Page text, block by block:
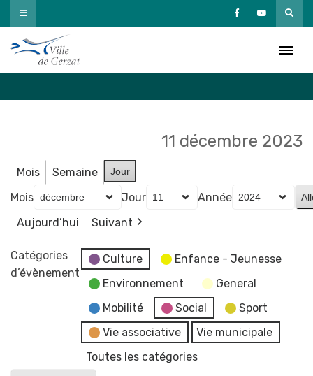
Passer
au
contenu
11 décembre 2023
Mois Semaine Jour
Mois Jour
Année
Aujourd’hui
Suivant
Catégories
d’évènement
Culture
Enfance - Jeunesse
Environnement
General
Mobilité
Social
Sport
Vie associative
Vie municipale
Toutes les catégories